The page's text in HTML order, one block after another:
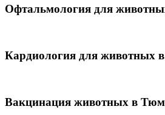
Офтальмология для
Кардиология для животных
Вакцинация животных в